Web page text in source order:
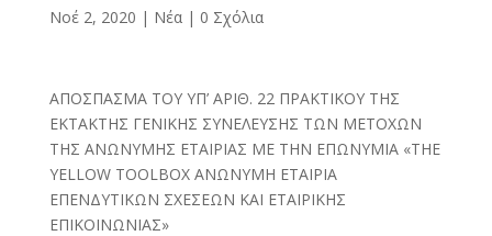
Νοέ 2, 2020 | Νέα| 0 Σχόλια
ΑΠΟΣΠΑΣΜΑ ΤΟΥ ΥΠ’ ΑΡΙΘ. 22 ΠΡΑΚΤΙΚΟΥ ΤΗΣ
ΕΚΤΑΚΤΗΣ ΓΕΝΙΚΗΣ ΣΥΝΕΛΕΥΣΗΣ ΤΩΝ ΜΕΤΟΧΩΝ
ΤΗΣ ΑΝΩΝΥΜΗΣ ΕΤΑΙΡΙΑΣ ΜΕ ΤΗΝ ΕΠΩΝΥΜΙΑ «THE
YELLOW TOOLBOX ΑΝΩΝΥΜΗ ΕΤΑΙΡΙΑ
ΕΠΕΝΔΥΤΙΚΩΝ ΣΧΕΣΕΩΝ ΚΑΙ ΕΤΑΙΡΙΚΗΣ
ΕΠΙΚΟΙΝΩΝΙΑΣ»